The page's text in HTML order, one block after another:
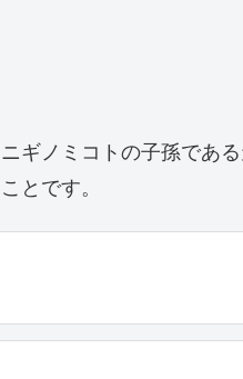
ギノミコトの子孫であ
とです。